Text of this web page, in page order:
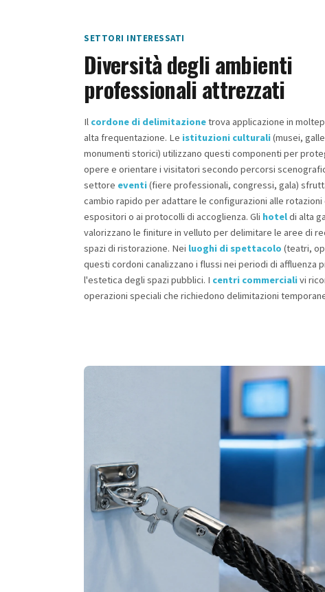
SETTORI INTERESSATI
Diversità degli ambienti
professionali attrezzati
Il cordone di delimitazionetrova applicazione in
alta frequentazione. Le istituzioni culturali(musei,
monumenti storici) utilizzano questi componenti per
opere e orientare i visitatori secondo percorsi
settore eventi(fiere professionali, congressi, gala)
cambio rapido per adattare le configurazioni alle rotazioni
espositori o ai protocolli di accoglienza. Gli hoteldi alta
valorizzano le finiture in velluto per delimitare le aree di
spazi di ristorazione. Nei luoghi di spettacolo (teatri,
questi cordoni canalizzano i flussi nei periodi di affluenza
l'estetica degli spazi pubblici. I centri commercialivi
operazioni speciali che richiedono delimitazioni